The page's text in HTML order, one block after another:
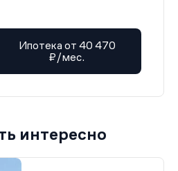
Ипотека от 40 470
₽/мес.
интересно